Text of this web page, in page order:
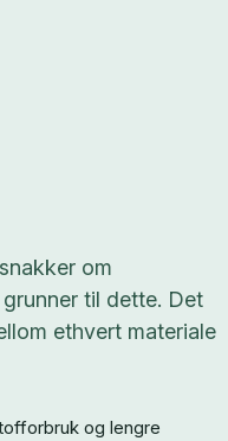
om
til dette. Det
ethvert materiale
og lengre